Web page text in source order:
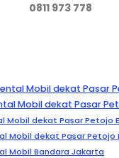
0811 973 778
Mobil dekat Pasar
Mobil dekat Pasar
Mobil dekat Pasar Petojo
Mobil dekat Pasar Petojo
Mobil Bandara Jakarta